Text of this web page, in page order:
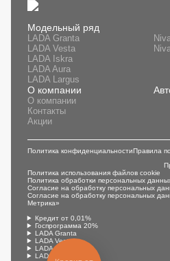
Модельный ряд
LADA Granta
LADA Vesta
LADA Iskra
LADA Aura
LADA Largus
О компании
О компании
Контакты
Акции
Политика конфиденциальностиПравила
Политика использования файлов cookie
Политика обработки персональных
Согласие на обработку персональных
Согласие на обработку персональных
Метрика»
Кредит от 0,01%
Госпрограмма 20%
LADA Granta
LADA Vesta
LADA Largus
LADA Iskra